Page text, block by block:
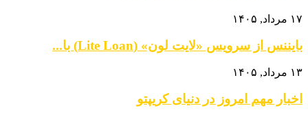
۱۷ مرداد, ۱۴۰۵
بایننس از سرویس «لایت لون» (Lite Loan) با...
۱۳ مرداد, ۱۴۰۵
اخبار مهم امروز در دنیای کریپتو